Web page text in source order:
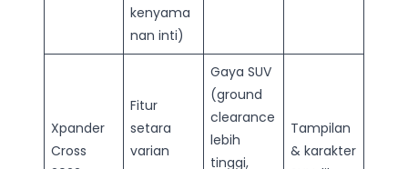
kenyama
nan inti)
Xpander
Cross
Fitur
setara
varian
Gaya SUV
(ground
clearance
lebih
tinggi,
Tampilan
& karakter